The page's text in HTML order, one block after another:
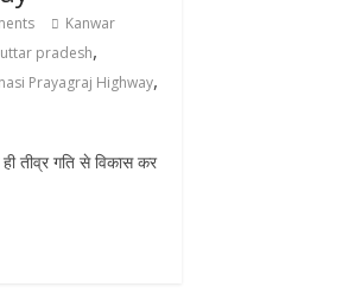
Kanwar
uttar pradesh,
Prayagraj Highway,
तीव्र गति से विकास कर